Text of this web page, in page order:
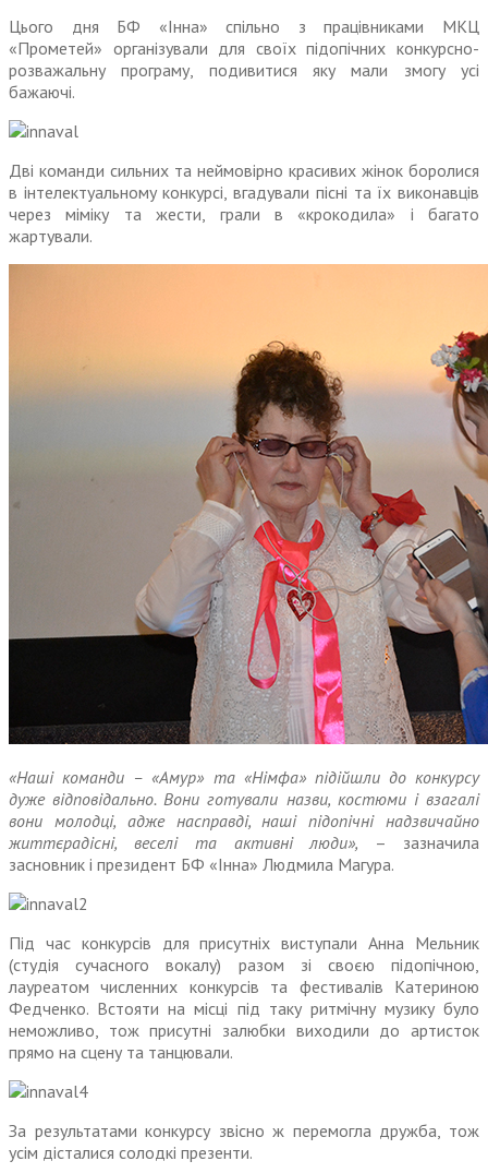
Цього дня БФ «Інна» спільно з працівниками МКЦ
«Прометей» організували для своїх підопічних конкурсно-
розважальну програму, подивитися яку мали змогу усі
бажаючі.
Дві команди сильних та неймовірно красивих жінок боролися
в інтелектуальному конкурсі, вгадували пісні та їх виконавців
через міміку та жести, грали в «крокодила» і багато
жартували.
«Наші команди – «Амур» та «Німфа» підійшли до конкурсу
дуже відповідально. Вони готували назви, костюми і взагалі
вони молодці, адже насправді, наші підопічні надзвичайно
життєрадісні, веселі та активні люди», – зазначила
засновник і президент БФ «Інна» Людмила Магура.
Під час конкурсів для присутніх виступали Анна Мельник
(студія сучасного вокалу) разом зі своєю підопічною,
лауреатом численних конкурсів та фестивалів Катериною
Федченко. Встояти на місці під таку ритмічну музику було
неможливо, тож присутні залюбки виходили до артисток
прямо на сцену та танцювали.
За результатами конкурсу звісно ж перемогла дружба, тож
усім дісталися солодкі презенти.